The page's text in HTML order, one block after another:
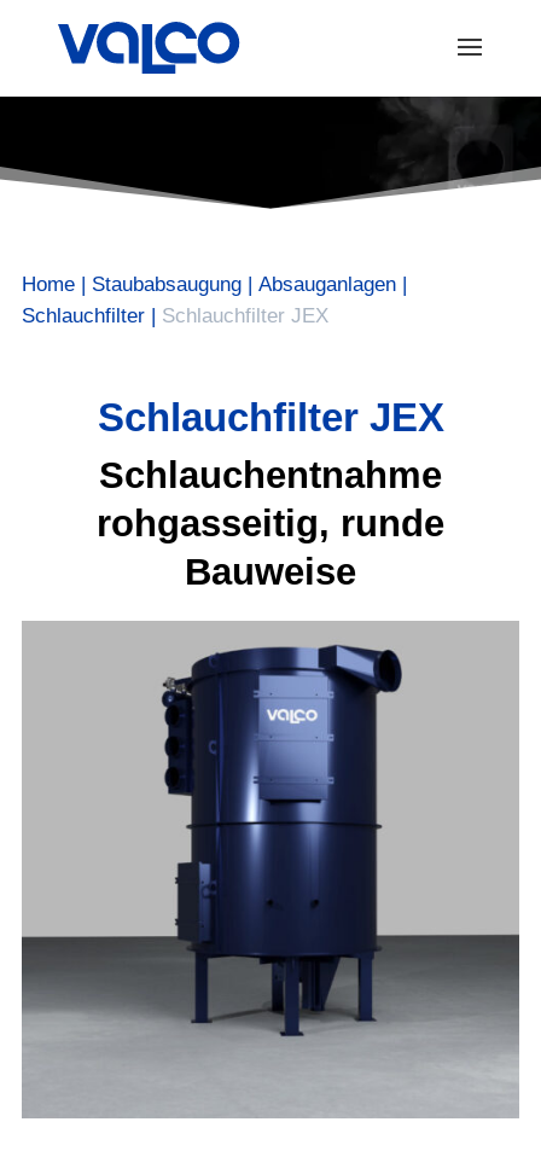
Home| Staubabsaugung| Absauganlagen|
Schlauchfilter| Schlauchfilter JEX
Schlauchfilter JEX
Schlauchentnahme
rohgasseitig, runde
Bauweise